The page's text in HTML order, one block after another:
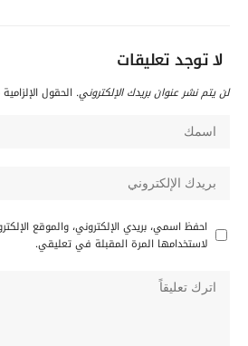
لا توجد تعليقات
لن يتم نشر عنوان بريدك الإلكتروني. الحقول
احفظ اسمي، بريدي الإلكتروني، والموقع
لاستخدامها المرة المقبلة في تعليقي.